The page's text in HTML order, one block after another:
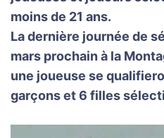
moins de 21 ans.
La dernière journée de
mars prochain à la
une joueuse se
garçons et 6 filles